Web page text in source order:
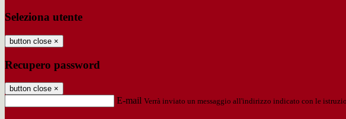
Seleziona utente
button close ×
Recupero password
button close ×
E-mail Verrà inviato un messaggio all'indirizzo indicato con le